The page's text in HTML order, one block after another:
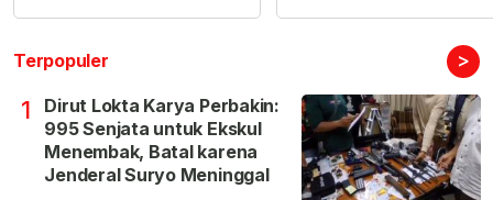
Terpopuler >
1
Dirut Lokta Karya Perbakin:
995 Senjata untuk Ekskul
Menembak, Batal karena
Jenderal Suryo Meninggal